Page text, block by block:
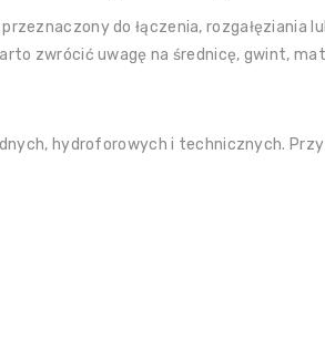
do łączenia, rozgałęziania
zwrócić uwagę na średnicę, gwint,
hydroforowych i technicznych.